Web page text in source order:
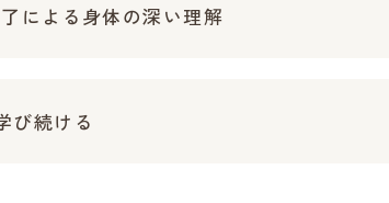
による身体の深い理解
び続ける